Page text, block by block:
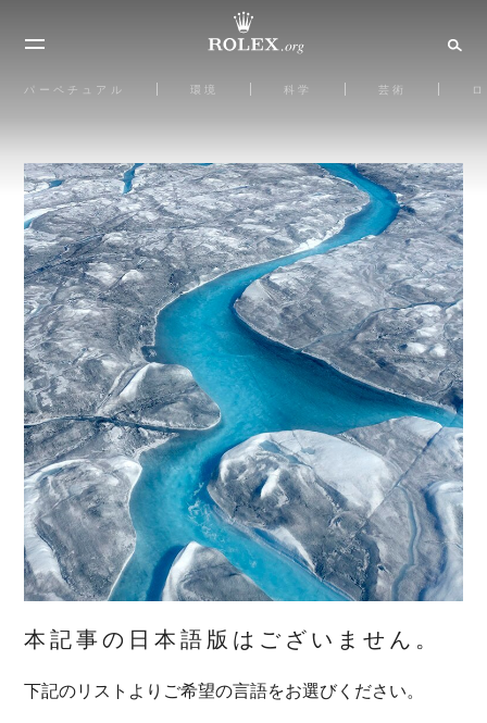
パーペチュアル 環境 科学 芸術
本記事の日本語版はございません。
下記のリストよりご希望の言語をお選びください。